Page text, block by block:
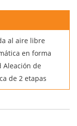
al aire libre
en forma
Aleación de
de 2 etapas